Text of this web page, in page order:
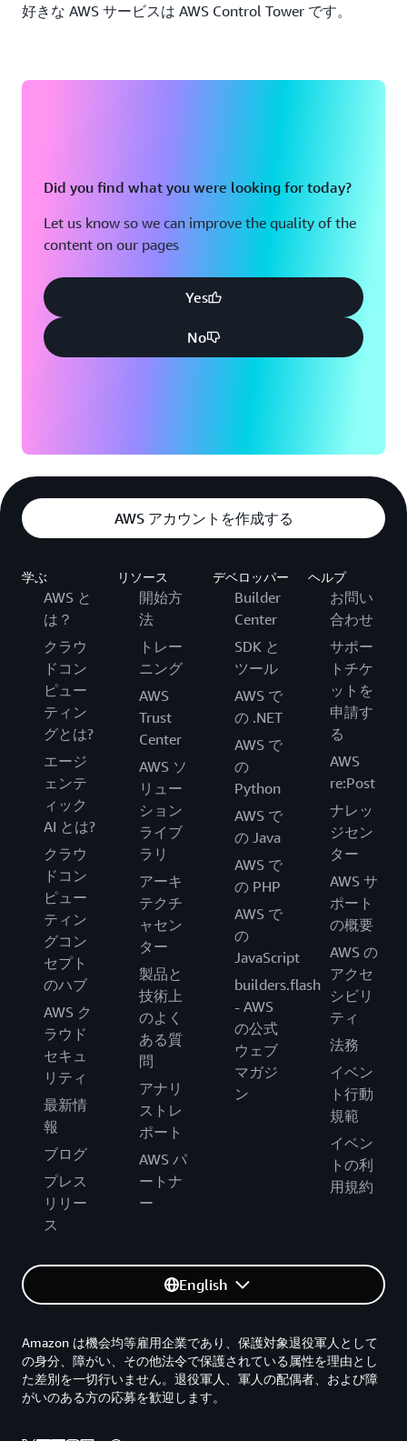
好きな AWS サービスは AWS Control Tower です。
Did you find what you were looking for today?
Let us know so we can improve the quality of the
content on our pages
Yes
No
AWS アカウントを作成する
学ぶ
AWS と
は？
クラウ
ドコン
ピュー
ティン
グとは?
エージ
ェンテ
ィック
AI とは?
クラウ
ドコン
ピュー
ティン
グコン
セプト
のハブ
AWS ク
ラウド
セキュ
リティ
最新情
報
ブログ
プレス
リリー
ス
リソース
開始方
法
トレー
ニング
AWS
Trust
Center
AWS ソ
リュー
ション
ライブ
ラリ
アーキ
テクチ
ャセン
ター
製品と
技術上
のよく
ある質
問
アナリ
ストレ
ポート
AWS パ
ートナ
ー
デベロッパー
Builder
Center
SDK と
ツール
AWS で
の .NET
AWS で
の
Python
AWS で
の Java
AWS で
の PHP
AWS で
の
JavaScript
builders.flash
- AWS
の公式
ウェブ
マガジ
ン
ヘルプ
お問い
合わせ
サポー
トチケ
ットを
申請す
る
AWS
re:Post
ナレッ
ジセン
ター
AWS サ
ポート
の概要
AWS の
アクセ
シビリ
ティ
法務
イベン
ト行動
規範
イベン
トの利
用規約
English
Amazon は機会均等雇用企業であり、保護対象退役軍人として
の身分、障がい、その他法令で保護されている属性を理由とし
た差別を一切行いません。退役軍人、軍人の配偶者、および障
がいのある方の応募を歓迎します。